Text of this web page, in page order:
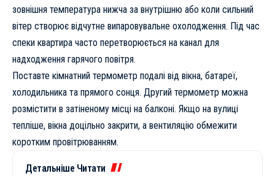
зовнішня температура нижча за внутрішню або коли сильний
вітер створює відчутне випаровувальне охолодження. Під час
спеки квартира часто перетворюється на канал для
надходження гарячого повітря.
Поставте кімнатний термометр подалі від вікна, батареї,
холодильника та прямого сонця. Другий термометр можна
розмістити в затіненому місці на балконі. Якщо на вулиці
тепліше, вікна доцільно закрити, а вентиляцію обмежити
коротким провітрюванням.
Детальніше Читати